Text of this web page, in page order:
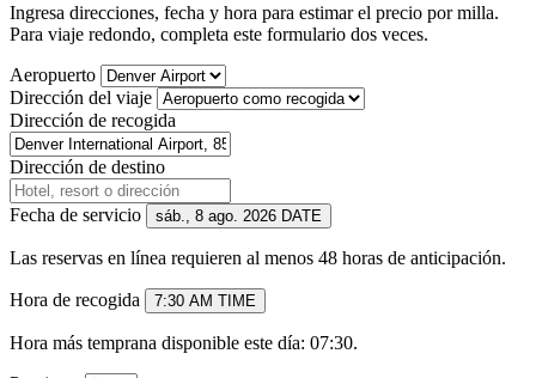
Ingresa direcciones, fecha y hora para estimar el precio por milla.
Para viaje redondo, completa este formulario dos veces.
Aeropuerto
Dirección del viaje
Dirección de recogida
Dirección de destino
Fecha de servicio sáb., 8 ago. 2026 DATE
Las reservas en línea requieren al menos 48 horas de anticipación.
Hora de recogida 7:30 AM TIME
Hora más temprana disponible este día: 07:30.